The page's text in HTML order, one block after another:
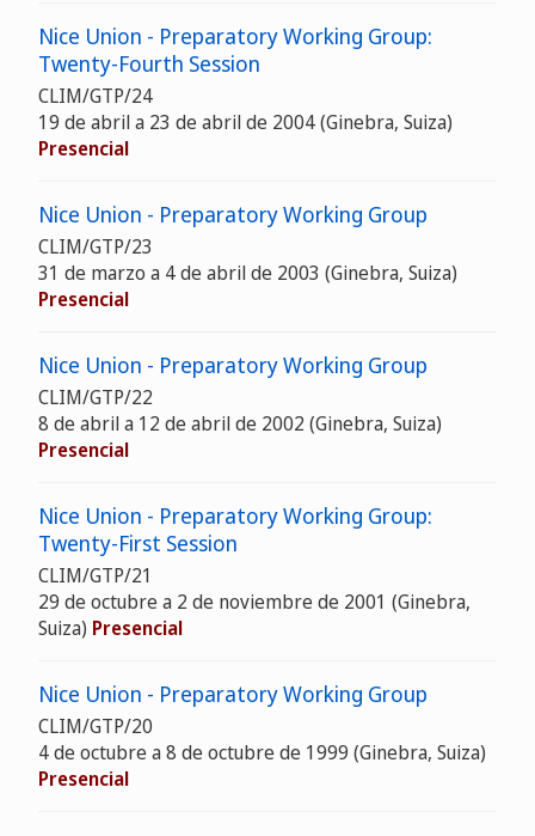
Nice Union - Preparatory Working Group:
Twenty-Fourth Session
CLIM/GTP/24
19 de abril a 23 de abril de 2004 (Ginebra, Suiza)
Presencial
Nice Union - Preparatory Working Group
CLIM/GTP/23
31 de marzo a 4 de abril de 2003 (Ginebra, Suiza)
Presencial
Nice Union - Preparatory Working Group
CLIM/GTP/22
8 de abril a 12 de abril de 2002 (Ginebra, Suiza)
Presencial
Nice Union - Preparatory Working Group:
Twenty-First Session
CLIM/GTP/21
29 de octubre a 2 de noviembre de 2001 (Ginebra,
Suiza) Presencial
Nice Union - Preparatory Working Group
CLIM/GTP/20
4 de octubre a 8 de octubre de 1999 (Ginebra, Suiza)
Presencial